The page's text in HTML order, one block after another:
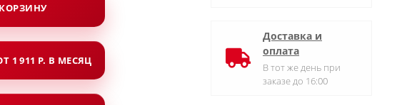
1 911 Р. В МЕСЯЦ
Доставка и
оплата
В тот же день при
заказе до 16:00